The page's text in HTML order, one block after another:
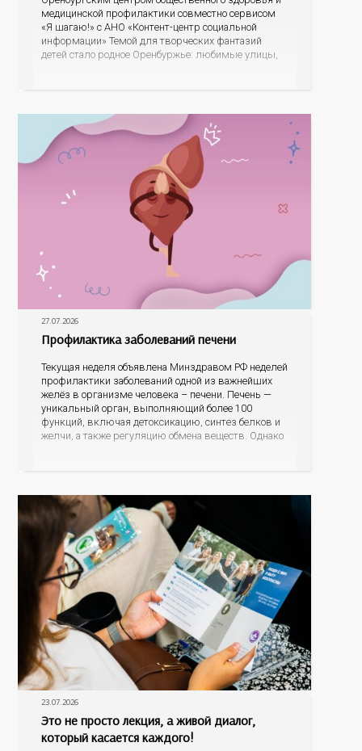
медицинской профилактики совместно сервисом
«Я шагаю!» с АНО «Контент-центр социальной
информации» Темой для творческих фантазий
детей стало родное Оренбуржье: любимые улицы,
27.07.2026
Профилактика заболеваний печени
Текущая неделя объявлена Минздравом РФ неделей
профилактики заболеваний одной из важнейших
желёз в организме человека – печени. Печень —
уникальный орган, выполняющий более 100
функций, включая детоксикацию, синтез белков и
желчи, а также регуляцию обмена веществ. Однако
23.07.2026
Это не просто лекция, а живой диалог,
который касается каждого!